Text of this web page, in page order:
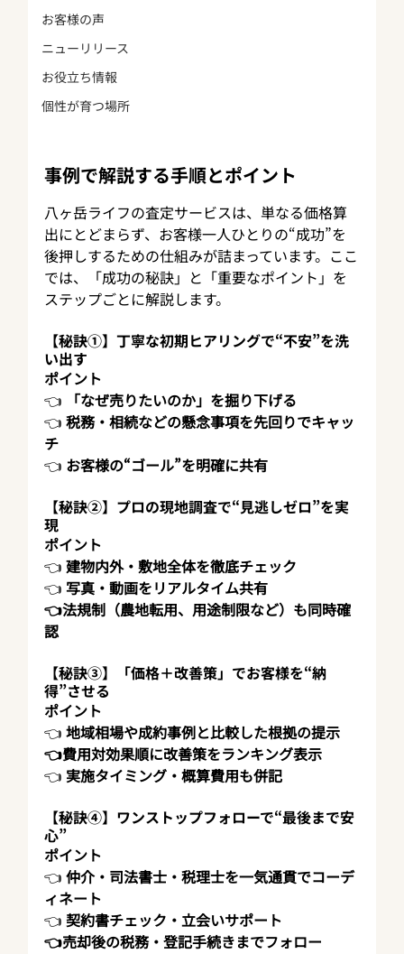
お客様の声
ニューリリース
お役立ち情報
個性が育つ場所
事例で解説する手順とポイント
八ヶ岳ライフの査定サービスは、単なる価格算
出にとどまらず、お客様一人ひとりの“成功”を
後押しするための仕組みが詰まっています。ここ
では、「成功の秘訣」と「重要なポイント」を
ステップごとに解説します。
【秘訣①】丁寧な初期ヒアリングで“不安”を洗
い出す
ポイント
👈
「なぜ売りたいのか」を掘り下げる
👈 税務・相続などの懸念事項を先回りでキャッ
チ
👈 お客様の“ゴール”を明確に共有
【秘訣②】プロの現地調査で“見逃しゼロ”を実
現
ポイント
👈 建物内外・敷地全体を徹底チェック
👈 写真・動画をリアルタイム共有
👈法規制（農地転用、用途制限など）も同時確
認
【秘訣③】「価格＋改善策」でお客様を“納
得”させる
ポイント
👈 地域相場や成約事例と比較した根拠の提示
👈費用対効果順に改善策をランキング表示
👈 実施タイミング・概算費用も併記
【秘訣④】ワンストップフォローで“最後まで安
心”
ポイント
👈 仲介・司法書士・税理士を一気通貫でコーデ
ィネート
👈 契約書チェック・立会いサポート
👈売却後の税務・登記手続きまでフォロー